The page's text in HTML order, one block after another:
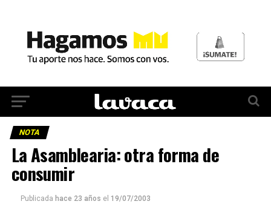
NOTA
La Asamblearia: otra forma de
consumir
Publicada hace 23 años el 19/07/2003